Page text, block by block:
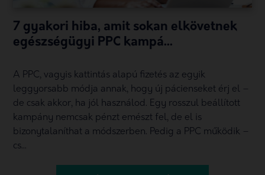
7 gyakori hiba, amit sokan elkövetnek
egészségügyi PPC kampá...
A PPC, vagyis kattintás alapú fizetés az egyik
leggyorsabb módja annak, hogy új pácienseket érj el –
de csak akkor, ha jól használod. Egy rosszul beállított
kampány nemcsak pénzt emészt fel, de el is
bizonytalaníthat a módszerben. Pedig a PPC működik –
cs...